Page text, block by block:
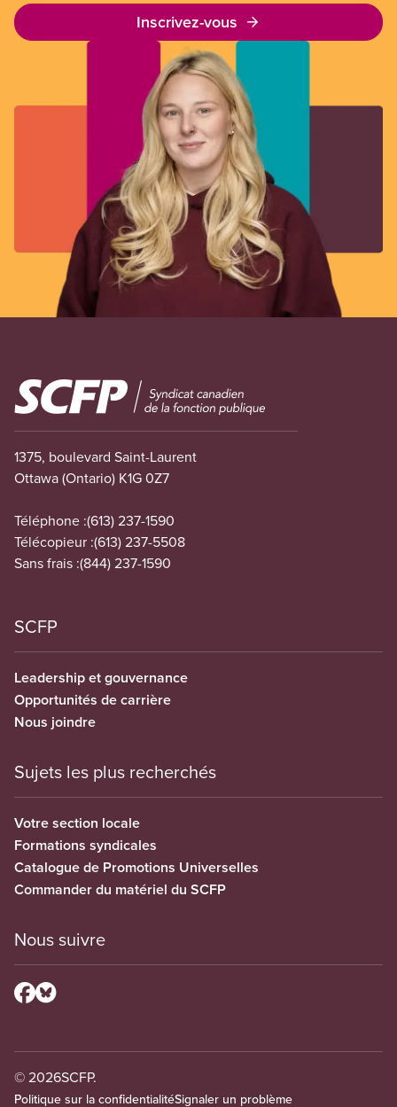
Inscrivez-vous
Image
1375, boulevard Saint-Laurent
Ottawa (Ontario) K1G 0Z7
Téléphone :(613) 237-1590
Télécopieur :(613) 237-5508
Sans frais :(844) 237-1590
SCFP
Leadership et gouvernance
Opportunités de carrière
Nous joindre
Sujets les plus recherchés
Votre section locale
Formations syndicales
Catalogue de Promotions Universelles
Commander du matériel du SCFP
Nous suivre
© 2026SCFP.
Politique sur la confidentialitéSignaler un problème